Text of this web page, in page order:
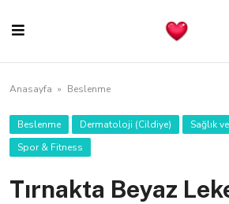
content
Anasayfa » Beslenme
Beslenme Dermatoloji (Cildiye)
Sağlık
Spor & Fitness
Tırnakta Beyaz